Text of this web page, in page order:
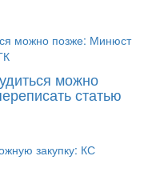
можно
статью
закупку: